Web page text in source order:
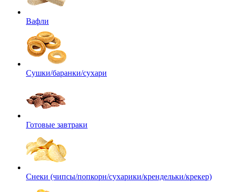
Вафли
Сушки/баранки/сухари
Готовые завтраки
Снеки (чипсы/попкорн/сухарики/крендельки/крекер)